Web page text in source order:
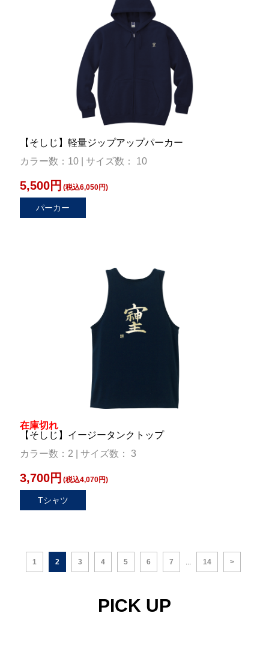
【そしじ】軽量ジップアップパーカー
カラー数：10 | サイズ数： 10
5,500円 (税込6,050円)
パーカー
在庫切れ
【そしじ】イージータンクトップ
カラー数：2 | サイズ数： 3
3,700円 (税込4,070円)
Tシャツ
1 2 3 4 5 6 7 ... 14 >
PICK UP